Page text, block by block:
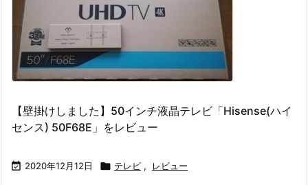
【壁掛けしました】50インチ液晶テレビ「Hisense(ハイ
センス) 50F68E」をレビュー
 2020年12月12日  テレビ , レビュー